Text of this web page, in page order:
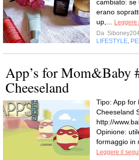
cambiato: se
erano
up,...
Leggere
Da
LIFESTYLE
App’s for Mom&Baby
Cheeseland
Tipo: App for
Cheeseland
http://
Opinione:
formaggio in
Leggere il